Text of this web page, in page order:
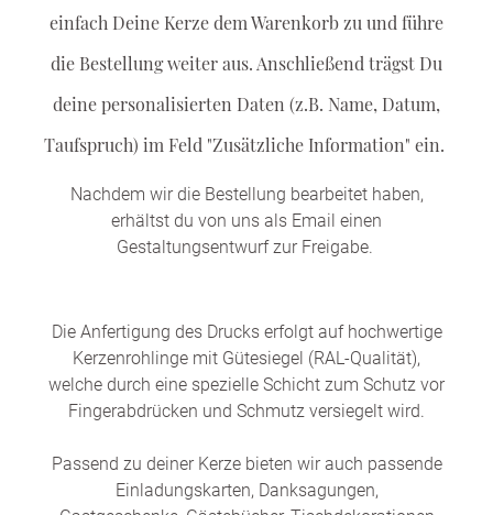
einfach Deine Kerze dem Warenkorb zu und führe
die Bestellung weiter aus. Anschließend trägst Du
deine personalisierten Daten (z.B. Name, Datum,
Taufspruch) im Feld "Zusätzliche Information" ein.
Nachdem wir die Bestellung bearbeitet haben,
erhältst du von uns als Email einen
Gestaltungsentwurf zur Freigabe.
Die Anfertigung des Drucks erfolgt auf hochwertige
Kerzenrohlinge mit Gütesiegel (RAL-Qualität),
welche durch eine spezielle Schicht zum Schutz vor
Fingerabdrücken und Schmutz versiegelt wird.
Passend zu deiner Kerze bieten wir auch passende
Einladungskarten, Danksagungen,